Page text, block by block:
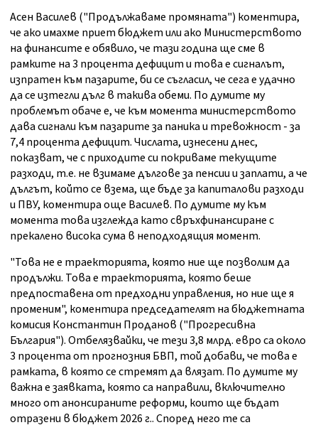
Асен Василев ("Продължаваме промяната") коментира,
че ако имахме приет бюджет или ако Министерството
на финансите е обявило, че тази година ще сме в
рамките на 3 процента дефицит и това е сигналът,
изпратен към пазарите, би се съгласил, че сега е удачно
да се изтегли дълг в такива обеми. По думите му
проблемът обаче е, че към момента министерството
дава сигнали към пазарите за паника и тревожност - за
7,4 процента дефицит. Числата, изнесени днес,
показват, че с приходите си покриваме текущите
разходи, т.е. не взимаме дългове за пенсии и заплати, а че
дългът, който се взема, ще бъде за капиталови разходи
и ПВУ, коментира още Василев. По думите му към
момента това изглежда като свръхфинансиране с
прекалено висока сума в неподходящия момент.
"Това не е траекторията, която ние ще позволим да
продължи. Това е траекторията, която беше
предпоставена от предходни управления, но ние ще я
променим", коментира председателят на бюджетната
комисия Константин Проданов ("Прогресивна
България"). Отбелязвайки, че тези 3,8 млрд. евро са около
3 процента от прогнозния БВП, той добави, че това е
рамката, в която се стремят да влязат. По думите му
важна е заявката, която са направили, включително
много от анонсираните реформи, които ще бъдат
отразени в бюджет 2026 г.. Според него те са